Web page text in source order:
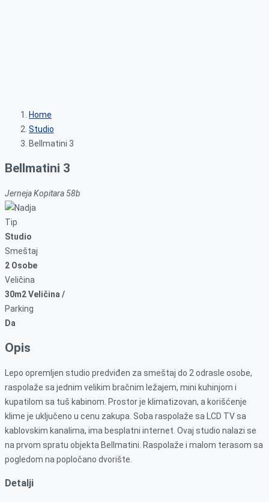
Home
Studio
Bellmatini 3
Bellmatini 3
Jerneja Kopitara 58b
Tip
Studio
Smeštaj
2 Osobe
Veličina
30m2 Veličina /
Parking
Da
Opis
Lepo opremljen studio predviđen za smeštaj do 2 odrasle osobe,
raspolaže sa jednim velikim bračnim ležajem, mini kuhinjom i
kupatilom sa tuš kabinom. Prostor je klimatizovan, a korišćenje
klime je uključeno u cenu zakupa. Soba raspolaže sa LCD TV sa
kablovskim kanalima, ima besplatni internet. Ovaj studio nalazi se
na prvom spratu objekta Bellmatini. Raspolaže i malom terasom sa
pogledom na popločano dvorište.
Detalji